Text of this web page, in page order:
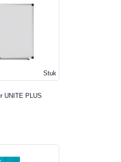
Stuk
UNITE PLUS